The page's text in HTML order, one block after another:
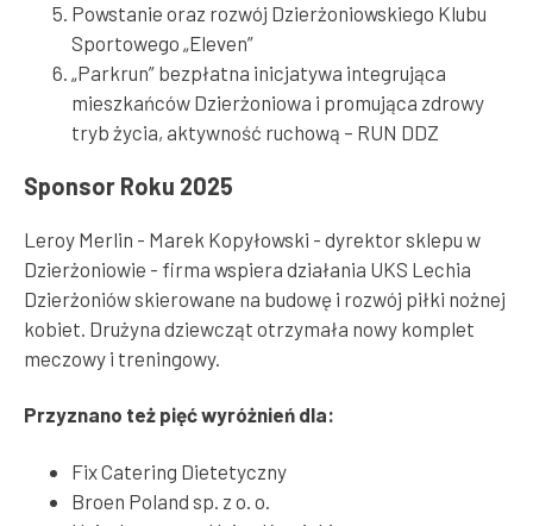
Powstanie oraz rozwój Dzierżoniowskiego Klubu
Sportowego „Eleven”
„Parkrun” bezpłatna inicjatywa integrująca
mieszkańców Dzierżoniowa i promująca zdrowy
tryb życia, aktywność ruchową – RUN DDZ
Sponsor Roku 2025
Leroy Merlin - Marek Kopyłowski - dyrektor sklepu w
Dzierżoniowie - firma wspiera działania UKS Lechia
Dzierżoniów skierowane na budowę i rozwój piłki nożnej
kobiet. Drużyna dziewcząt otrzymała nowy komplet
meczowy i treningowy.
Przyznano też pięć wyróżnień dla:
Fix Catering Dietetyczny
Broen Poland sp. z o. o.